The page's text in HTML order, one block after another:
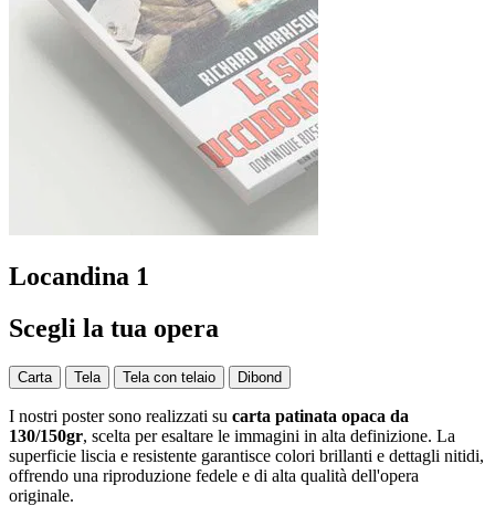
Locandina 1
Scegli la tua opera
Carta Tela Tela con telaio Dibond
I nostri poster sono realizzati su carta patinata opaca da
130/150gr, scelta per esaltare le immagini in alta definizione. La
superficie liscia e resistente garantisce colori brillanti e dettagli nitidi,
offrendo una riproduzione fedele e di alta qualità dell'opera
originale.